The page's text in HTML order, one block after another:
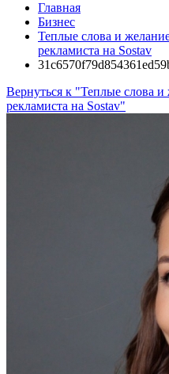
Главная
Бизнес
Теплые слова и
рекламиста на Sostav
Вернуться к "Теплые слова
рекламиста на Sostav"